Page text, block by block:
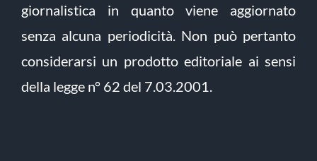
giornalistica in quanto viene aggiornato
senza alcuna periodicità. Non può pertanto
considerarsi un prodotto editoriale ai sensi
della legge n° 62 del 7.03.2001.